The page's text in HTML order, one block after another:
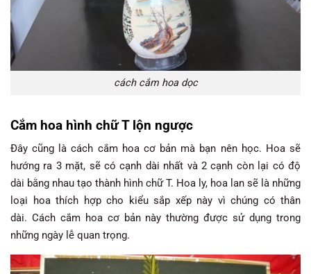
cách cắm hoa dọc
Cắm hoa hình chữ T lộn ngược
Đây cũng là cách cắm hoa cơ bản mà bạn nên học. Hoa sẽ
hướng ra 3 mặt, sẽ có cạnh dài nhất và 2 cạnh còn lại có độ
dài bằng nhau tạo thành hình chữ T. Hoa ly, hoa lan sẽ là những
loại hoa thích hợp cho kiểu sắp xếp này vì chúng có thân
dài. Cách cắm hoa cơ bản này thường được sử dụng trong
những ngày lễ quan trọng.